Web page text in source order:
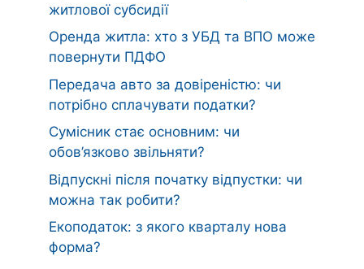
житлової субсидії
Оренда житла: хто з УБД та ВПО може
повернути ПДФО
Передача авто за довіреністю: чи
потрібно сплачувати податки?
Сумісник стає основним: чи
обов’язково звільняти?
Відпускні після початку відпустки: чи
можна так робити?
Екоподаток: з якого кварталу нова
форма?